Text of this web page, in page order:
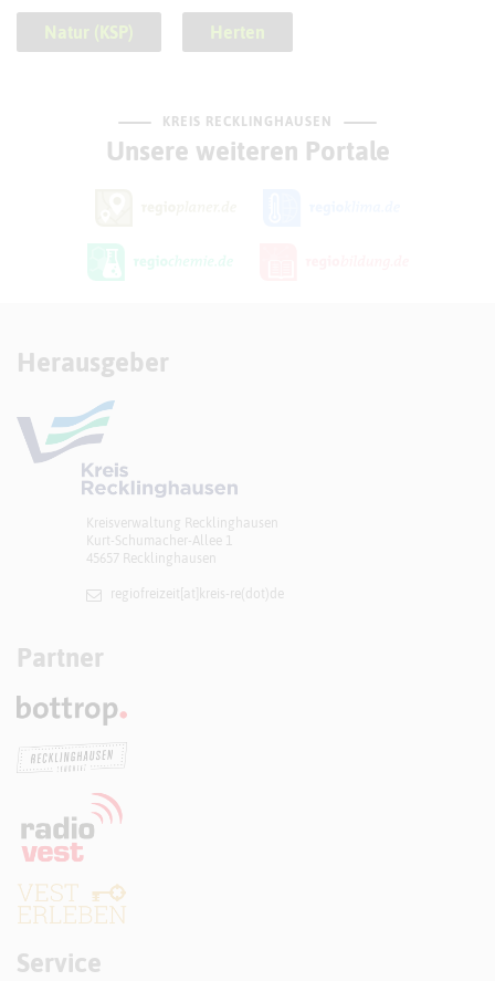
Natur (KSP) Herten
KREIS RECKLINGHAUSEN
Unsere weiteren Portale
Herausgeber
Kreisverwaltung Recklinghausen
Kurt-Schumacher-Allee 1
45657 Recklinghausen
regiofreizeit[at]​kreis-re(dot)de
Partner
Service